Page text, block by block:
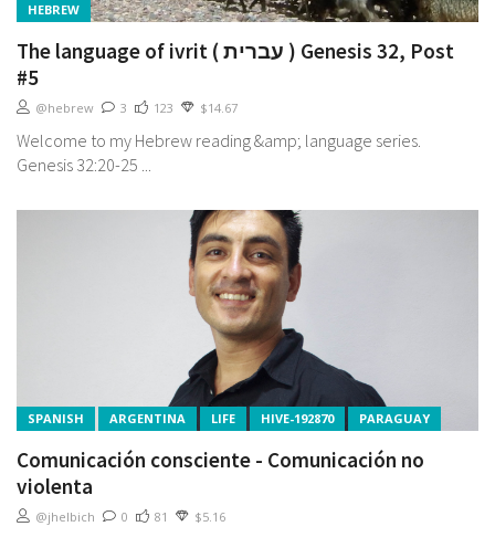
HEBREW
The language of ivrit ( עברית ) Genesis 32, Post
#5
@hebrew 3 123 $14.67
Welcome to my Hebrew reading &amp; language series.
Genesis 32:20-25 ...
SPANISH ARGENTINA LIFE HIVE-192870 PARAGUAY
Comunicación consciente - Comunicación no
violenta
@jhelbich 0 81 $5.16